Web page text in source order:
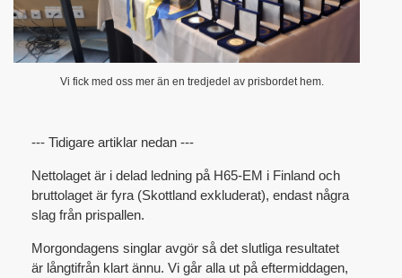
Vi fick med oss mer än en tredjedel av prisbordet hem.
--- Tidigare artiklar nedan ---
Nettolaget är i delad ledning på H65-EM i Finland och
bruttolaget är fyra (Skottland exkluderat), endast några
slag från prispallen.
Morgondagens singlar avgör så det slutliga resultatet
är långtifrån klart ännu. Vi går alla ut på eftermiddagen,